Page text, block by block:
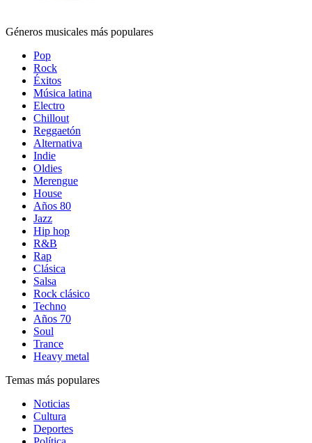
Géneros musicales más populares
Pop
Rock
Éxitos
Música latina
Electro
Chillout
Reggaetón
Alternativa
Indie
Oldies
Merengue
House
Años 80
Jazz
Hip hop
R&B
Rap
Clásica
Salsa
Rock clásico
Techno
Años 70
Soul
Trance
Heavy metal
Temas más populares
Noticias
Cultura
Deportes